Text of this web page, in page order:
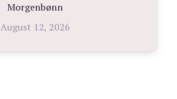
Morgenbønn
August 12, 2026